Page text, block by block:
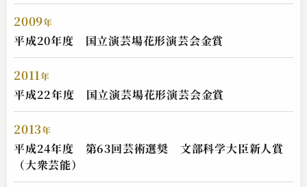
2025.04.02 | 12分
2009年
平成20年度 国立演芸場花形演芸会金賞
2011年
平成22年度 国立演芸場花形演芸会金賞
2013年
平成24年度 第63回芸術選奨 文部科学大臣新人賞
（大衆芸能）